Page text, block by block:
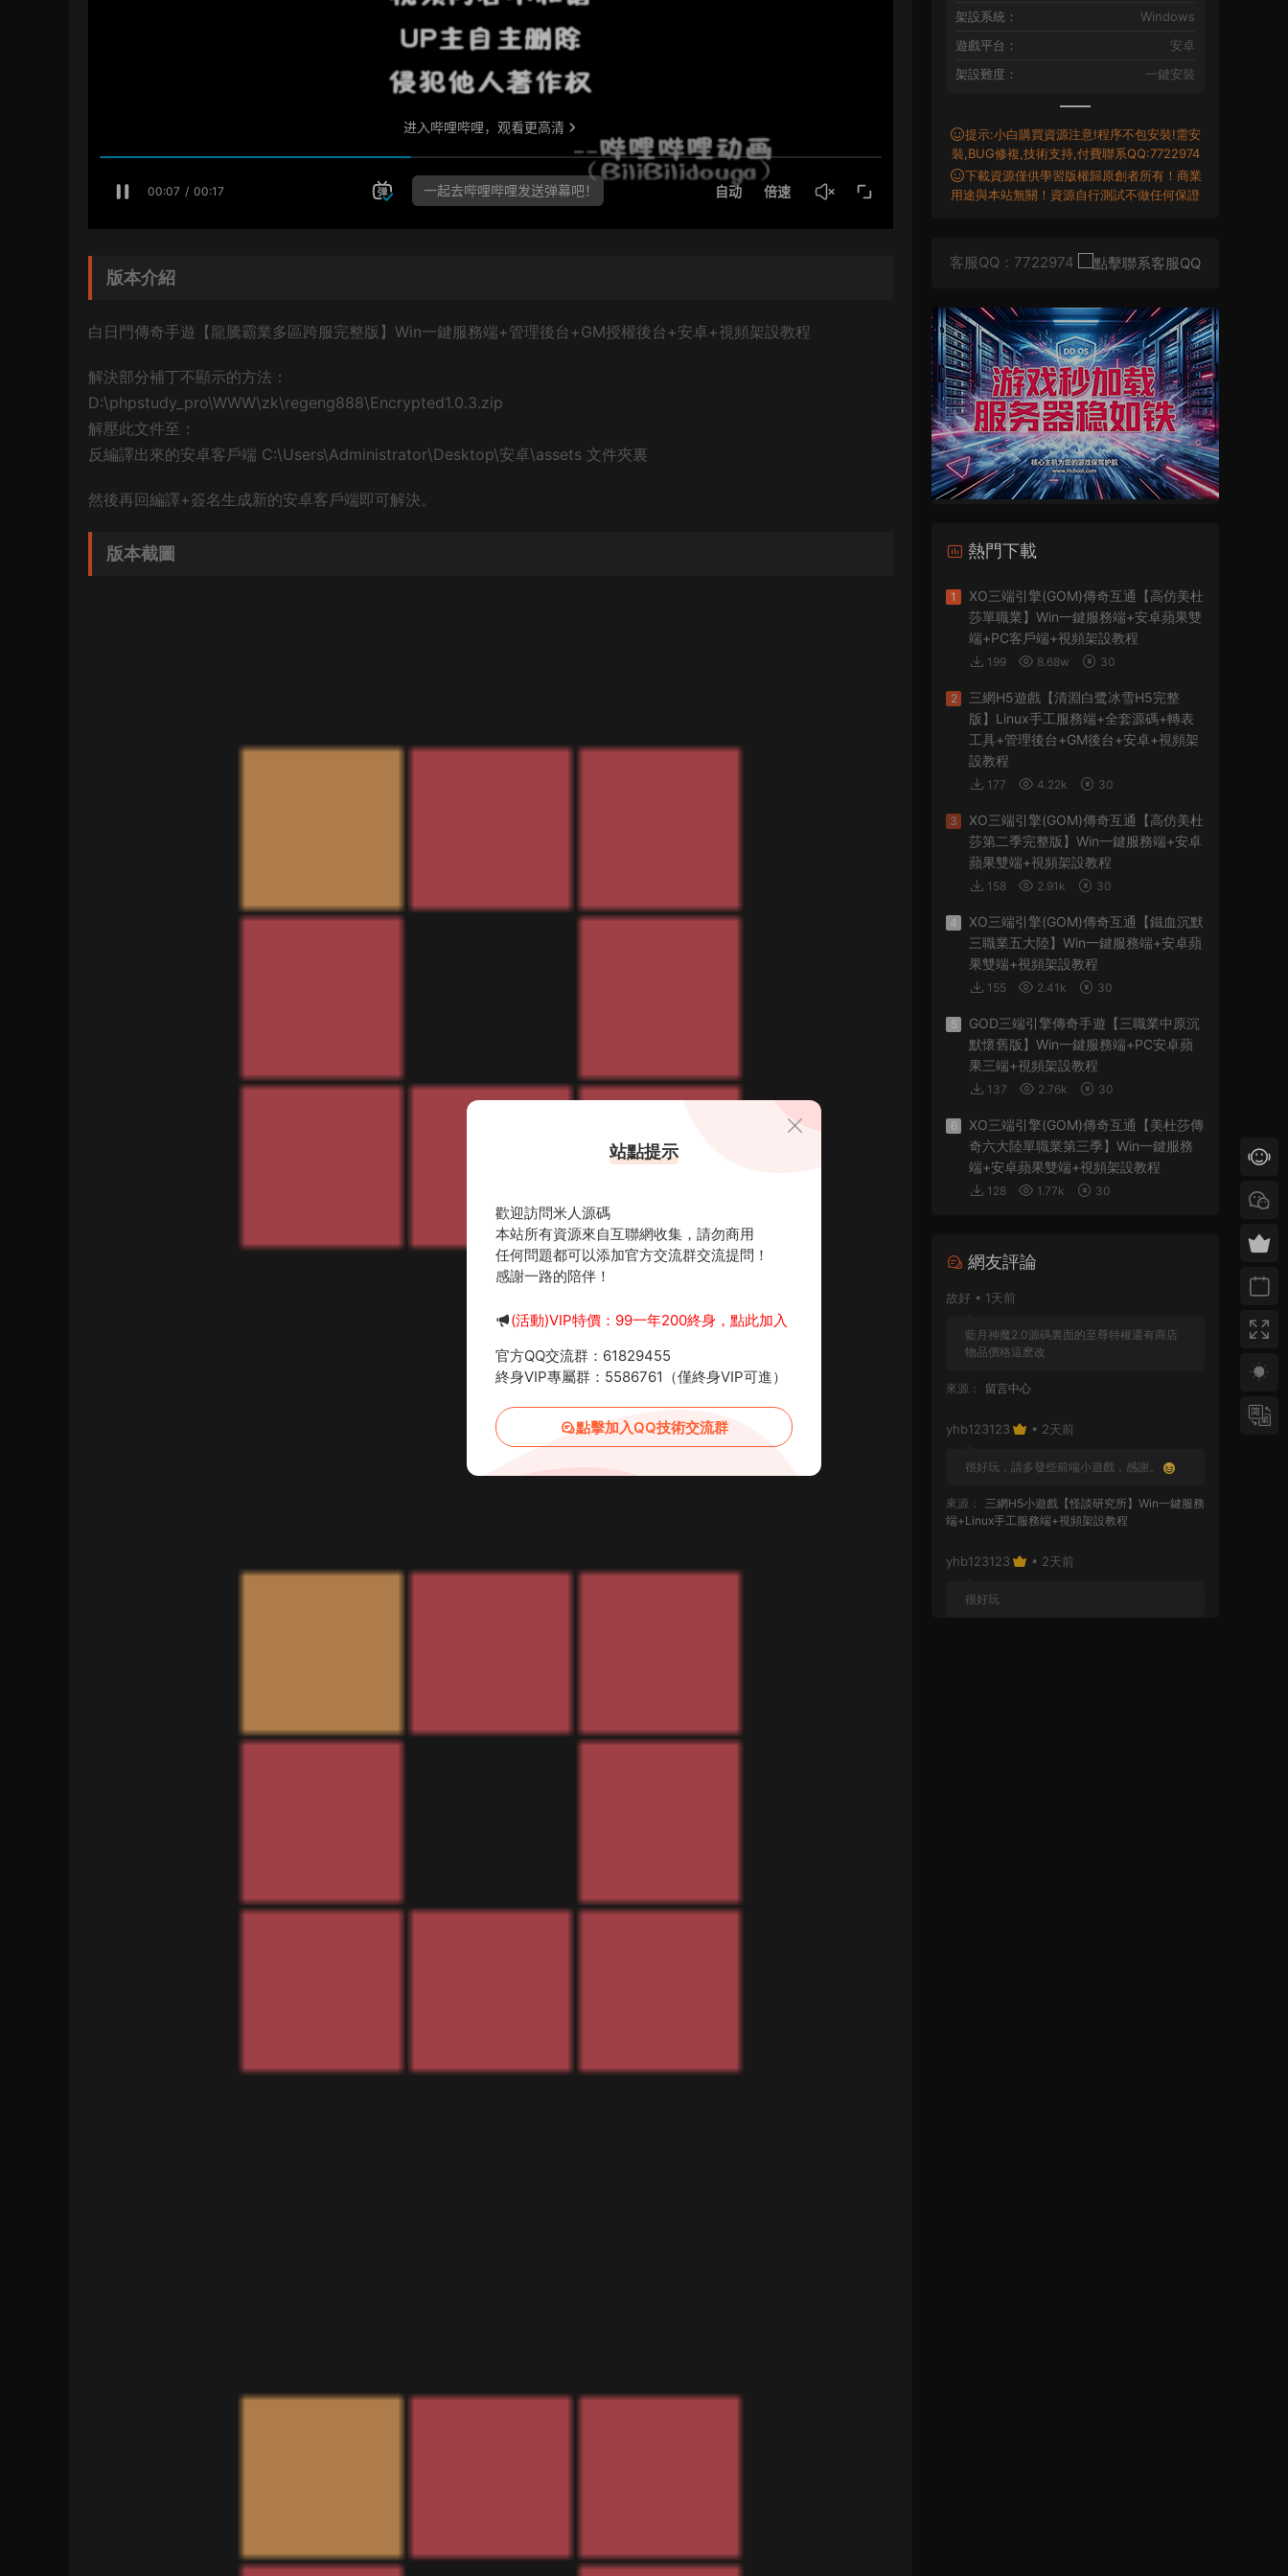
版本介紹
白日門傳奇手遊【龍騰霸業多區跨服完整版】Win一鍵服務端+管理後台+GM授權後台+安卓+視頻架設教程
解決部分補丁不顯示的方法：
D:\phpstudy_pro\WWW\zk\regeng888\Encrypted1.0.3.zip
解壓此文件至：
反編譯出來的安卓客戶端 C:\Users\Administrator\Desktop\安卓\assets 文件夾裏
然後再回編譯+簽名生成新的安卓客戶端即可解決。
版本截圖
架設系統：
Windows
遊戲平台：
安卓
架設難度：
一鍵安裝
提示:小白購買資源注意!程序不包安裝!需安
裝,BUG修複,技術支持,付費聯系QQ:7722974
下載資源僅供學習版權歸原創者所有！商業
用途與本站無關！資源自行測試不做任何保證
客服QQ：7722974
熱門下載
1
XO三端引擎(GOM)傳奇互通【高仿美杜
莎單職業】Win一鍵服務端+安卓蘋果雙
端+PC客戶端+視頻架設教程
199 8.68w 30
2
三網H5遊戲【清淵白鹭冰雪H5完整
版】Linux手工服務端+全套源碼+轉表
工具+管理後台+GM後台+安卓+視頻架
設教程
177 4.22k 30
3
XO三端引擎(GOM)傳奇互通【高仿美杜
莎第二季完整版】Win一鍵服務端+安卓
蘋果雙端+視頻架設教程
158 2.91k 30
4
XO三端引擎(GOM)傳奇互通【鐵血沉默
三職業五大陸】Win一鍵服務端+安卓蘋
果雙端+視頻架設教程
155 2.41k 30
5
GOD三端引擎傳奇手遊【三職業中原沉
默懷舊版】Win一鍵服務端+PC安卓蘋
果三端+視頻架設教程
137 2.76k 30
6
XO三端引擎(GOM)傳奇互通【美杜莎傳
奇六大陸單職業第三季】Win一鍵服務
端+安卓蘋果雙端+視頻架設教程
128 1.77k 30
網友評論
故好 • 1天前
藍月神魔2.0源碼裏面的至尊特權還有商店
物品價格這麽改
來源： 留言中心
yhb123123 • 2天前
很好玩，請多發些前端小遊戲，感謝。
來源：
三網H5小遊戲【怪談研究所】Win一鍵服務
端+Linux手工服務端+視頻架設教程
yhb123123 • 2天前
很好玩
站點提示
歡迎訪問米人源碼
本站所有資源來自互聯網收集，請勿商用
任何問題都可以添加官方交流群交流提問！
感謝一路的陪伴！
(活動)VIP特價：99一年200終身，點此加入
官方QQ交流群：61829455
終身VIP專屬群：5586761（僅終身VIP可進）
點擊加入QQ技術交流群